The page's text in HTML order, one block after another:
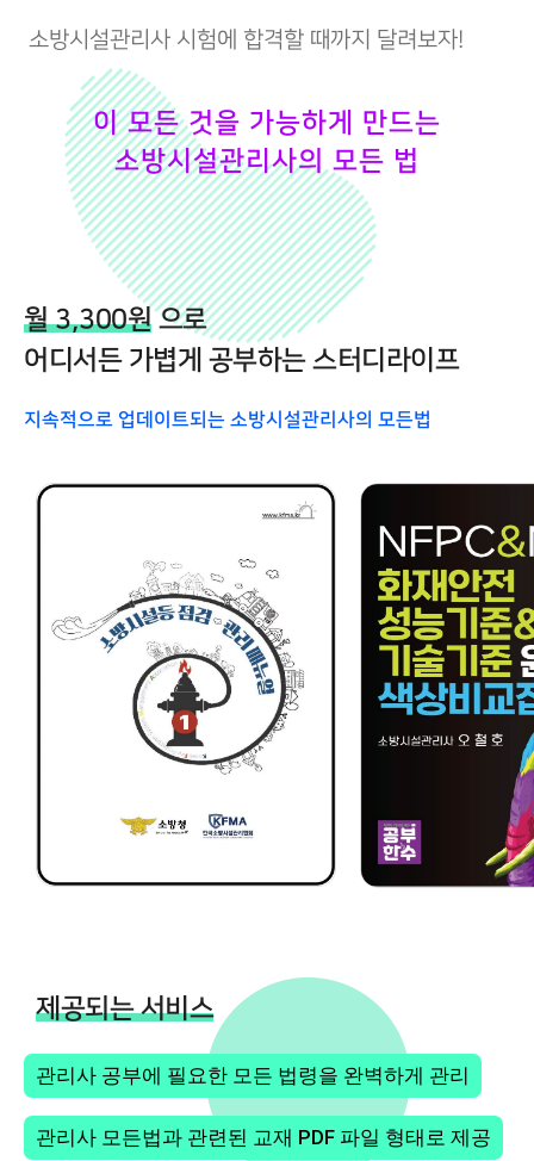
소방시설관리사 시험에 합격할 때까지 달려보자!
이 모든 것을 가능하게 만드는
소방시설관리사의 모든 법
월 3,300원으로
어디서든 가볍게 공부하는 스터디라이프
지속적으로 업데이트되는 소방시설관리사의 모든법
제공되는 서비스
관리사 공부에 필요한 모든 법령을 완벽하게 관리
관리사 모든법과 관련된 교재 PDF 파일 형태로 제공